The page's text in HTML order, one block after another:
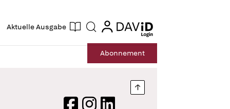
Aktuelle Ausgabe Suche login
login
Abonnement
Nach oben springen
FacebookInstagram
LinkedIn